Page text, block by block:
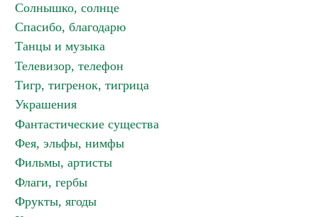
Солнышко, солнце
Спасибо, благодарю
Танцы и музыка
Телевизор, телефон
Тигр, тигренок, тигрица
Украшения
Фантастические существа
Фея, эльфы, нимфы
Фильмы, артисты
Флаги, гербы
Фрукты, ягоды